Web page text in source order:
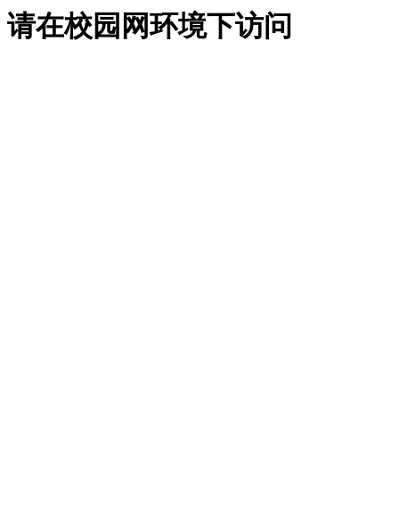
请在校园网环境下访问